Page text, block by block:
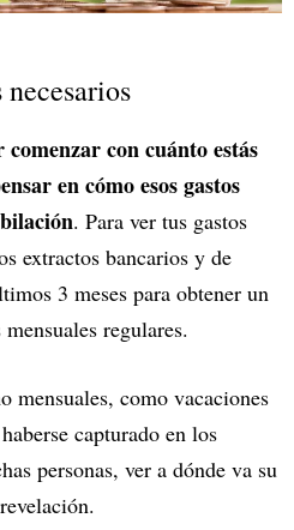
con cuánto estás
en cómo esos gastos
. Para ver tus gastos
extractos bancarios y de
3 meses para obtener un
regulares.
mensuales, como vacaciones
capturado en los
personas, ver a dónde va su